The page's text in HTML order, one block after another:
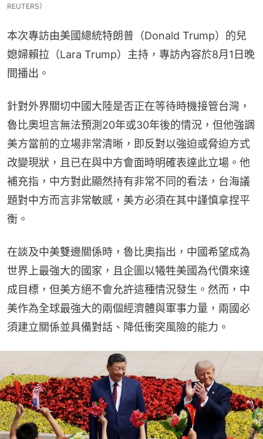
REUTERS）
本次專訪由美國總統特朗普（Donald Trump）的兒
媳婦賴拉（Lara Trump）主持，專訪內容於8月1日晚
間播出。
針對外界關切中國大陸是否正在等待時機接管台灣，
魯比奧坦言無法預測20年或30年後的情況，但他強調
美方當前的立場非常清晰，即反對以強迫或脅迫方式
改變現狀，且已在與中方會面時明確表達此立場。他
補充指，中方對此顯然持有非常不同的看法，台海議
題對中方而言非常敏感，美方必須在其中謹慎拿捏平
衡。
在談及中美雙邊關係時，魯比奧指出，中國希望成為
世界上最強大的國家，且企圖以犧牲美國為代價來達
成目標，但美方絕不會允許這種情況發生。然而，中
美作為全球最強大的兩個經濟體與軍事力量，兩國必
須建立關係並具備對話、降低衝突風險的能力。